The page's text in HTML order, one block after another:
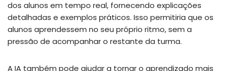
dos alunos em tempo real, fornecendo explicações
detalhadas e exemplos práticos. Isso permitiria que os
alunos aprendessem no seu próprio ritmo, sem a
pressão de acompanhar o restante da turma.
A IA também pode ajudar a tornar o aprendizado mais